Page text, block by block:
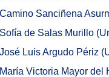
Camino Sanciñena
Sofía de Salas Murillo
José Luis Argudo Périz
María Victoria Mayor del